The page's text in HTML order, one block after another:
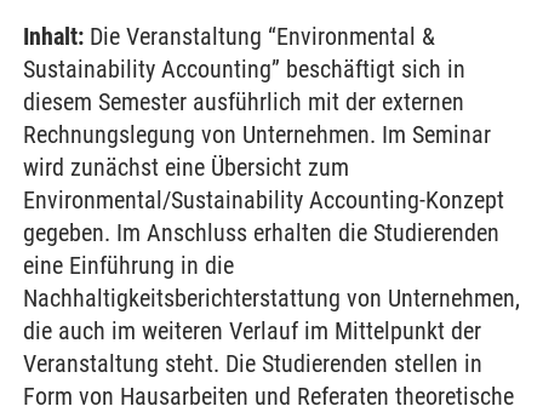
Inhalt: Die Veranstaltung “Environmental &
Sustainability Accounting” beschäftigt sich in
diesem Semester ausführlich mit der externen
Rechnungslegung von Unternehmen. Im Seminar
wird zunächst eine Übersicht zum
Environmental/Sustainability Accounting-Konzept
gegeben. Im Anschluss erhalten die Studierenden
eine Einführung in die
Nachhaltigkeitsberichterstattung von Unternehmen,
die auch im weiteren Verlauf im Mittelpunkt der
Veranstaltung steht. Die Studierenden stellen in
Form von Hausarbeiten und Referaten theoretische